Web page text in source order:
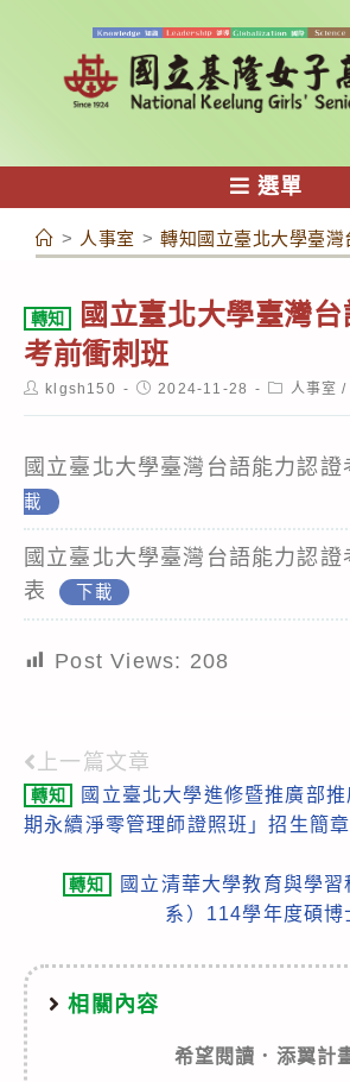
容
選單
> 人事室 > 轉知國立臺北大學臺
轉知
國立臺北大學臺灣
考前衝刺班
Postklgsh150
Post2024-11-28
Post人事室 /
國立臺北大學臺灣台語能力認證
載
國立臺北大學臺灣台語能力認證
表
下載
Post Views: 208
Read
more
上一篇文章
轉知
國立臺北大學進修暨推廣部
期永續淨零管理師證照班」招生簡章
轉知
國立清華大學教育與學
系）114學年度碩博
相關內容
希望閱讀．添翼計